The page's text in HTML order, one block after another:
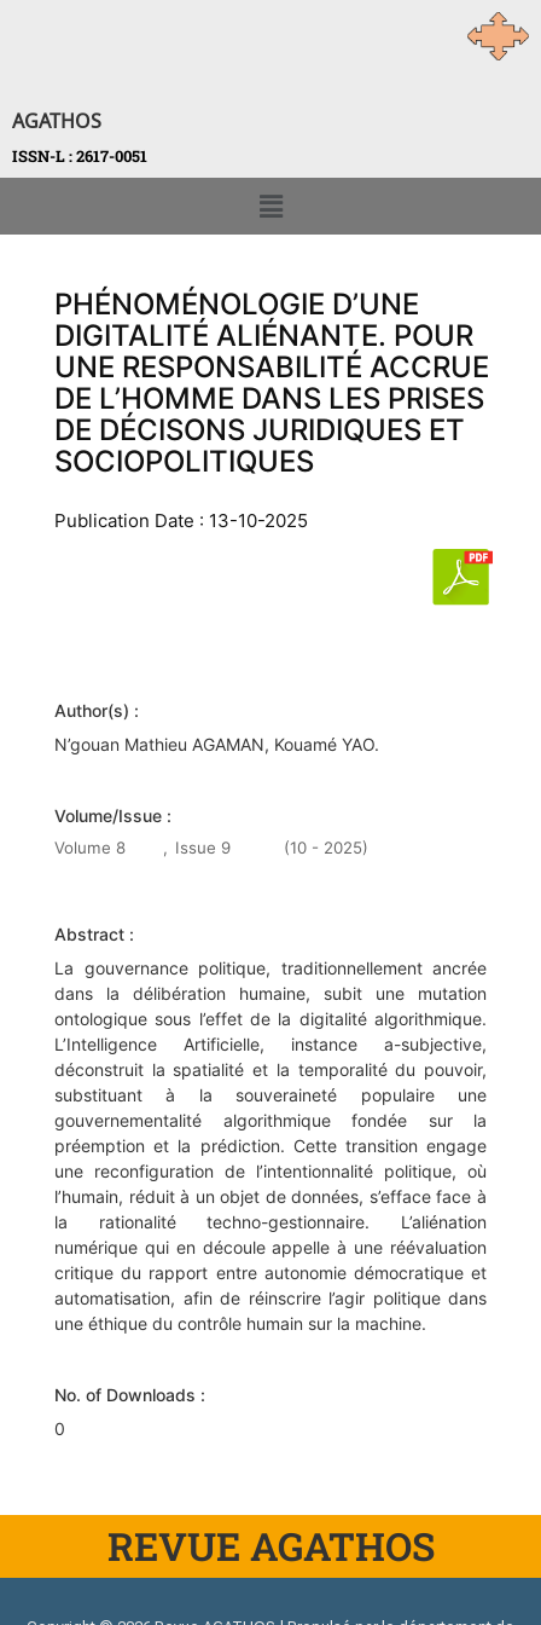
AGATHOS
ISSN-L : 2617-0051
PHÉNOMÉNOLOGIE D’UNE
DIGITALITÉ ALIÉNANTE. POUR
UNE RESPONSABILITÉ ACCRUE
DE L’HOMME DANS LES PRISES
DE DÉCISONS JURIDIQUES ET
SOCIOPOLITIQUES
Publication Date : 13-10-2025
Author(s) :
N’gouan Mathieu AGAMAN, Kouamé YAO.
Volume/Issue :
Volume 8 , Issue 9 (10 - 2025)
Abstract :
La gouvernance politique, traditionnellement ancrée
dans la délibération humaine, subit une mutation
ontologique sous l’effet de la digitalité algorithmique.
L’Intelligence Artificielle, instance a-subjective,
déconstruit la spatialité et la temporalité du pouvoir,
substituant à la souveraineté populaire une
gouvernementalité algorithmique fondée sur la
préemption et la prédiction. Cette transition engage
une reconfiguration de l’intentionnalité politique, où
l’humain, réduit à un objet de données, s’efface face à
la rationalité techno-gestionnaire. L’aliénation
numérique qui en découle appelle à une réévaluation
critique du rapport entre autonomie démocratique et
automatisation, afin de réinscrire l’agir politique dans
une éthique du contrôle humain sur la machine.
No. of Downloads :
0
REVUE AGATHOS